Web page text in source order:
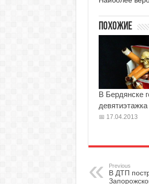
Похожие
В Бердянске
девятиэтажка
17.04.2013
Previous
В ДТП